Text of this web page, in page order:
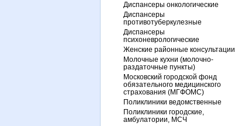
Диспансеры онкологические
Диспансеры
противотуберкулезные
Диспансеры
психоневрологические
Женские районные консультации
Молочные кухни (молочно-
раздаточные пункты)
Московский городской фонд
обязательного медицинского
страхования (МГФОМС)
Поликлиники ведомственные
Поликлиники городские,
амбулатории, МСЧ